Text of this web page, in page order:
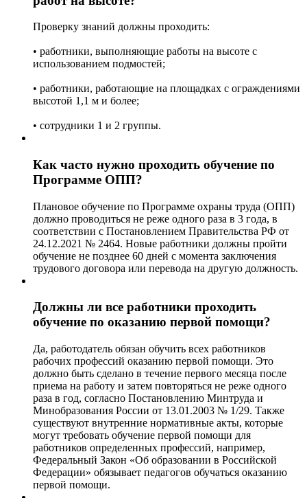
Проверку знаний должны проходить:
• работники, выполняющие работы на высоте с
использованием подмостей;
• работники, работающие на площадках с ограждениями
высотой 1,1 м и более;
• сотрудники 1 и 2 группы.
Как часто нужно проходить обучение по
Программе ОПП?
Плановое обучение по Программе охраны труда (ОПП)
должно проводиться не реже одного раза в 3 года, в
соответствии с Постановлением Правительства РФ от
24.12.2021 № 2464. Новые работники должны пройти
обучение не позднее 60 дней с момента заключения
трудового договора или перевода на другую должность.
Должны ли все работники проходить
обучение по оказанию первой помощи?
Да, работодатель обязан обучить всех работников
рабочих профессий оказанию первой помощи. Это
должно быть сделано в течение первого месяца после
приема на работу и затем повторяться не реже одного
раза в год, согласно Постановлению Минтруда и
Минобразования России от 13.01.2003 № 1/29. Также
существуют внутренние нормативные акты, которые
могут требовать обучение первой помощи для
работников определенных профессий, например,
Федеральный Закон «Об образовании в Российской
Федерации» обязывает педагогов обучаться оказанию
первой помощи.